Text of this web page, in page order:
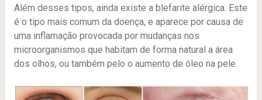
Além desses tipos, ainda existe a blefarite alérgica. Este
é o tipo mais comum da doença, e aparece por causa de
uma inflamação provocada por mudanças nos
microorganismos que habitam de forma natural a área
dos olhos, ou também pelo o aumento de óleo na pele.